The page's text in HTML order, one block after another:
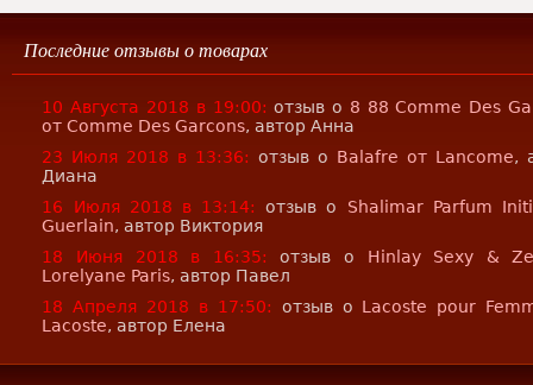
Последние отзывы о товарах
10 Августа 2018 в 19:00: отзыв о 8 88 Comme Des
от Comme Des Garcons, автор Анна
23 Июля 2018 в 13:36: отзыв о Balafre от Lancome,
Диана
16 Июля 2018 в 13:14:
отзыв о Shalimar Parfum
Guerlain, автор Виктория
18 Июня 2018 в 16:35:
отзыв о Hinlay Sexy &
Lorelyane Paris, автор Павел
18 Апреля 2018 в 17:50:
отзыв о Lacoste pour
Lacoste, автор Елена